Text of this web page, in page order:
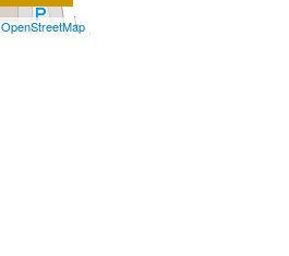
OpenStreetMap